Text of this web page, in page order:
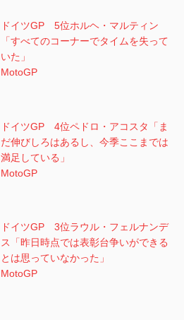
ドイツGP 5位ホルヘ・マルティン
「すべてのコーナーでタイムを失って
いた」
MotoGP
ドイツGP 4位ペドロ・アコスタ「ま
だ伸びしろはあるし、今季ここまでは
満足している」
MotoGP
ドイツGP 3位ラウル・フェルナンデ
ス「昨日時点では表彰台争いができる
とは思っていなかった」
MotoGP